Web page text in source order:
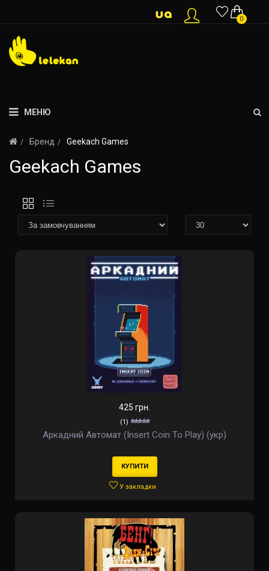
0
МЕНЮ
Бренд Geekach Games
Geekach Games
425 грн.
(1)
Аркадний Автомат (Insert Coin To Play) (укр)
КУПИТИ
У закладки